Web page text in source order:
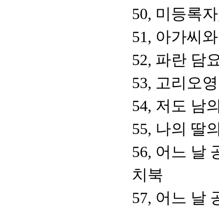
50, 미등록
51, 아가씨
52, 파란 담
53, 고리오
54, 저도 남
55, 나의 딸
56, 어느 날
치북
57, 어느 날